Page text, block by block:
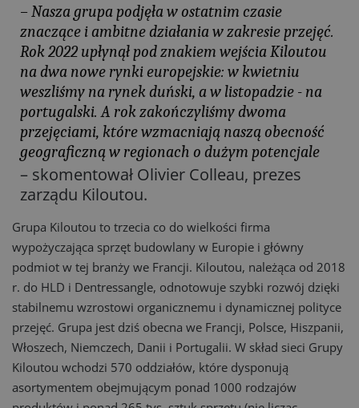
– Nasza grupa podjęła w ostatnim czasie
znaczące i ambitne działania w zakresie przejęć.
Rok 2022 upłynął pod znakiem wejścia Kiloutou
na dwa nowe rynki europejskie: w kwietniu
weszliśmy na rynek duński, a w listopadzie - na
portugalski. A rok zakończyliśmy dwoma
przejęciami, które wzmacniają naszą obecność
geograficzną w regionach o dużym potencjale
– skomentował Olivier Colleau, prezes
zarządu Kiloutou.
Grupa Kiloutou to trzecia co do wielkości firma
wypożyczająca sprzęt budowlany w Europie i główny
podmiot w tej branży we Francji. Kiloutou, należąca od 2018
r. do HLD i Dentressangle, odnotowuje szybki rozwój dzięki
stabilnemu wzrostowi organicznemu i dynamicznej polityce
przejęć. Grupa jest dziś obecna we Francji, Polsce, Hiszpanii,
Włoszech, Niemczech, Danii i Portugalii. W skład sieci Grupy
Kiloutou wchodzi 570 oddziałów, które dysponują
asortymentem obejmującym ponad 1000 rodzajów